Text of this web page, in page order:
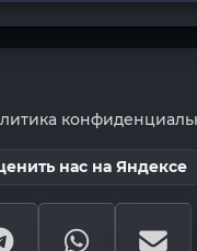
нас на Яндексе